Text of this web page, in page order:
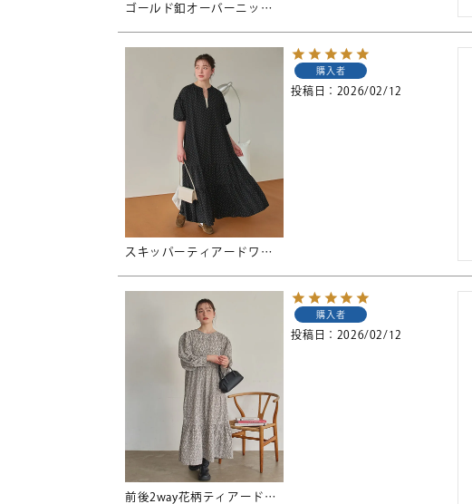
ゴールド釦オーバーニットベスト
スキッパーティアードワンピース
購入者
投稿日 2026/02/12
前後2way花柄ティアードワンピース
購入者
投稿日 2026/02/12